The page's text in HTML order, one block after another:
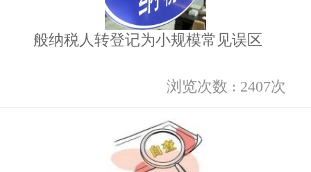
般纳税人转登记为小规模常见误区
浏览次数 : 2407次